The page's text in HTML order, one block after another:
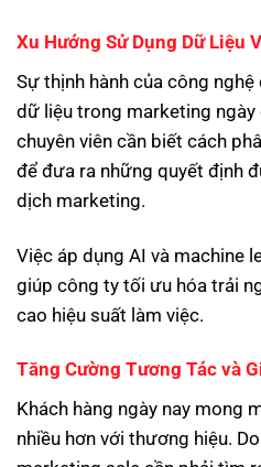
Xu Hướng Sử Dụng Dữ Liệu
Sự thịnh hành của công
dữ liệu trong marketing ngày
chuyên viên cần biết cách
để đưa ra những quyết định
dịch marketing.
Việc áp dụng AI và machine
giúp công ty tối ưu hóa trải
cao hiệu suất làm việc.
Tăng Cường Tương Tác và
Khách hàng ngày nay mong
nhiều hơn với thương hiệu.